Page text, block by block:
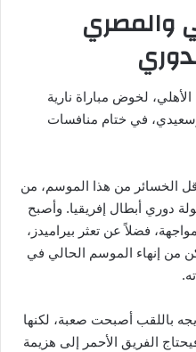
والمصري
لخوض مباراة نارية
في ختام منافسات
الخسائر من هذا الموسم، من
دوري أبطال إفريقيا. وأصبح
فضلاً عن تعثر بيراميدز،
من إنهاء الموسم الحالي في
باللقب أصبحت صعبة، لكنها
الفريق الأحمر إلى هزيمة